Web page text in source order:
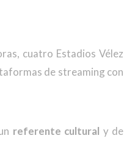
cuatro Estadios Vélez
de streaming con
referente cultural y de